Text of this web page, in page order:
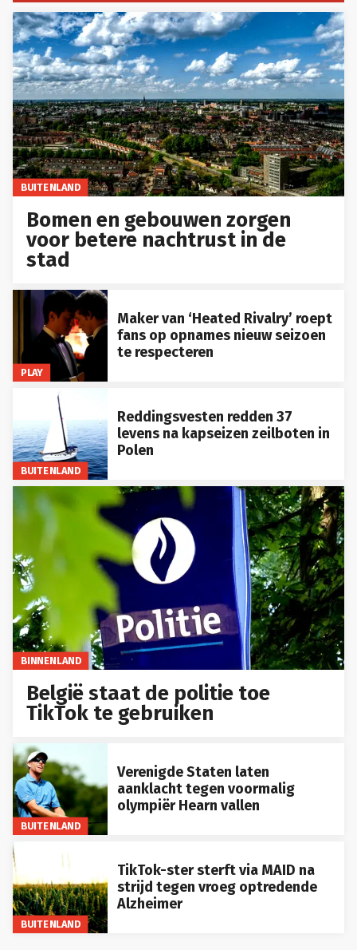
BUITENLAND
Bomen en gebouwen zorgen
voor betere nachtrust in de
stad
PLAY
Maker van ‘Heated Rivalry’ roept
fans op opnames nieuw seizoen
te respecteren
BUITENLAND
Reddingsvesten redden 37
levens na kapseizen zeilboten in
Polen
BINNENLAND
België staat de politie toe
TikTok te gebruiken
BUITENLAND
Verenigde Staten laten
aanklacht tegen voormalig
olympiër Hearn vallen
BUITENLAND
TikTok-ster sterft via MAID na
strijd tegen vroeg optredende
Alzheimer